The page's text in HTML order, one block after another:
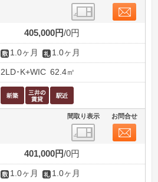
405,000円 0円
1.0ヶ月 1.0ヶ月
2LD･K+WIC 62.4㎡
間取り表示 お問合せ
401,000円 0円
1.0ヶ月 1.0ヶ月